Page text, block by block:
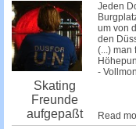
Skating
Freunde
aufgepaßt
Jeden
um von
den
(...) man
-
Read